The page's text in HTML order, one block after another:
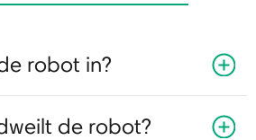
robot in?
de robot?